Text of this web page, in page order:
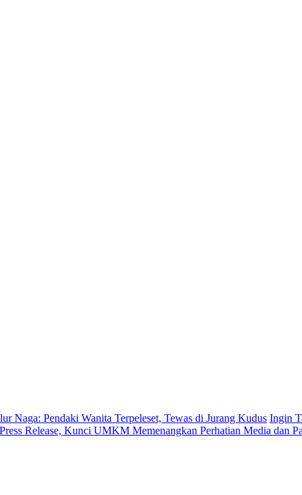
Naga: Pendaki Wanita Terpeleset, Tewas di Jurang Kudus Ingin
Release, Kunci UMKM Memenangkan Perhatian Media dan